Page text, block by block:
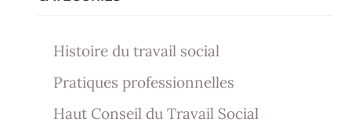
Histoire du travail social
Pratiques professionnelles
Haut Conseil du Travail Social